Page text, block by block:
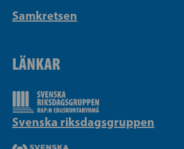
Samkretsen
LÄNKAR
Svenska riksdagsgruppen